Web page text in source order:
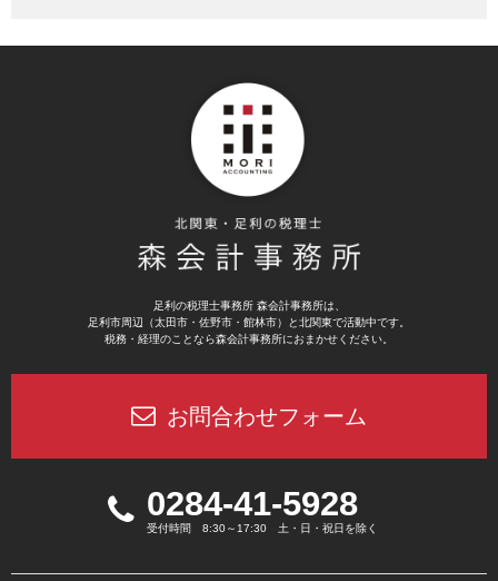
足利の税理士事務所 森会計事務所は、
足利市周辺（太田市・佐野市・館林市）と北関東で活動中です。
税務・経理のことなら森会計事務所におまかせください。
お問合わせフォーム
0284-41-5928
受付時間 8:30～17:30 土・日・祝日を除く